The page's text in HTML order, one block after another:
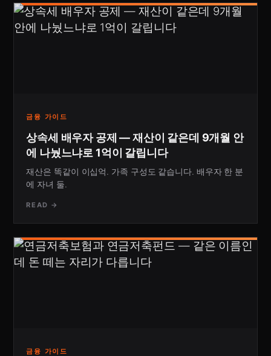
금융 가이드
상속세 배우자 공제 — 재산이 같은데 9개월 안
에 나눴느냐로 1억이 갈립니다
재산은 똑같이 이십억. 가족 구성도 같습니다. 배우자 한 분
에 자녀 둘.
READ →
금융 가이드